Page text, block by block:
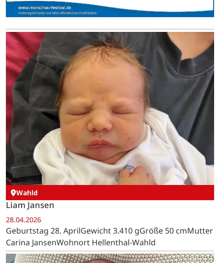
Wahld
Liam Jansen
28.04.2026
Geburtstag 28. AprilGewicht 3.410 gGröße 50 cmMutter
Carina JansenWohnort Hellenthal-Wahld